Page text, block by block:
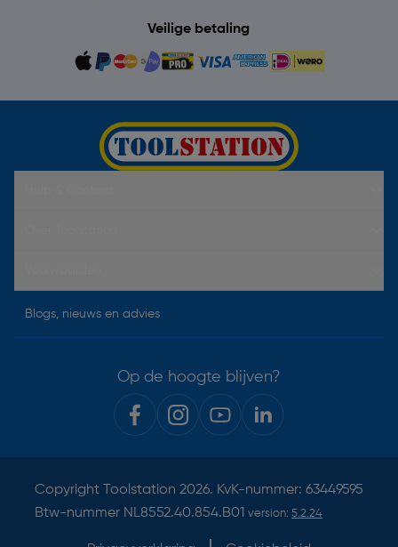
Veilige betaling
Blogs, nieuws en advies
Op de hoogte blijven?
Copyright Toolstation 2026. KvK-nummer: 63449595
Btw-nummer NL8552.40.854.B01 version: 5.2.24